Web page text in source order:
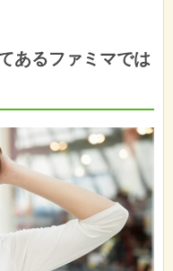
あるファミマでは